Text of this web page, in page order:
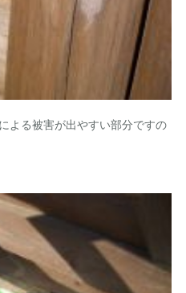
よる被害が出やすい部分ですの